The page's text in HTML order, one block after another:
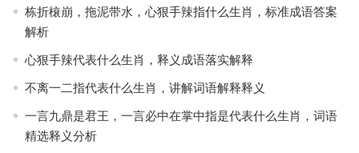
栋折榱崩，拖泥带水，心狠手辣指什么生肖，标准成语答案
解析
心狠手辣代表什么生肖，释义成语落实解释
不离一二指代表什么生肖，讲解词语解释释义
一言九鼎是君王，一言必中在掌中指是代表什么生肖，词语
精选释义分析